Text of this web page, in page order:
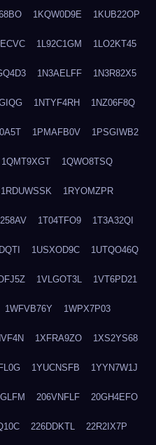
1KQW0D9E 1KUB22OP
1L92C1GM 1LO2KT45
1N3AELFF 1N3R82X5
1NTYF4RH 1NZ06F8Q
1PMAFB0V 1PSGIWB2
1QMT9XGT 1QWO8TSQ
1RDUWSSK 1RYOMZPR
1T04TFO9 1T3A32QI
1USXOD9C 1UTQO46Q
1VLGOT3L 1VT6PD21
1WFVB76Y 1WPX7P03
1XFRA9ZO 1XS2YS68
1YUCNSFB 1YYN7W1J
206VNFLF 20GH4EFO
226DDKTL 22R2IX7P